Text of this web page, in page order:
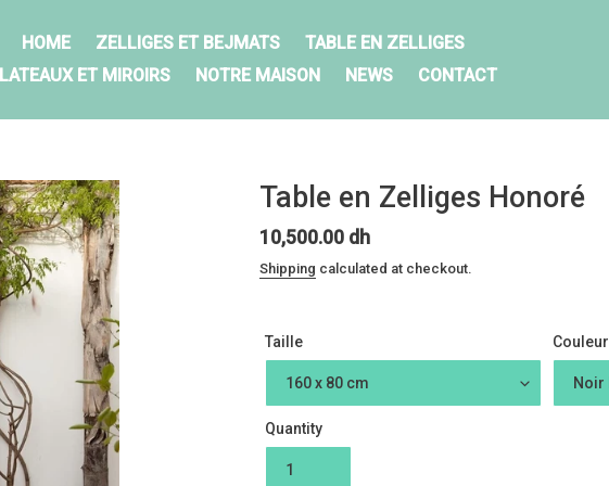
HOME ZELLIGES ET BEJMATS
TABLE EN ZELLIGES
ET MIROIRS
NOTRE MAISON NEWS CONTACT
Table en Zelliges Honoré
Regular
price
10,500.00 dh
Shipping calculated at checkout.
Taille Couleur
Quantity